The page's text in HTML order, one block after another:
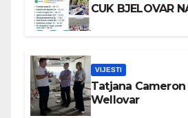
CUK BJELOVAR
VIJESTI
Tatjana
Wellovar